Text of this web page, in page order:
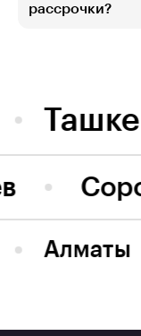
рассрочки?
Алматы